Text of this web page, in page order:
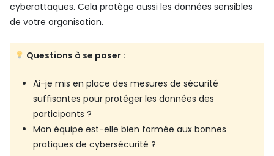
cyberattaques. Cela protège aussi les données sensibles
de votre organisation.
Questions à se poser :
Ai-je mis en place des mesures de sécurité
suffisantes pour protéger les données des
participants ?
Mon équipe est-elle bien formée aux bonnes
pratiques de cybersécurité ?